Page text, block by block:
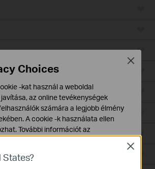
States?
Close
Choices
-kat használ a weboldal
az online tevékenységek
számára a legjobb élmény
A cookie -k használata ellen
További információt az
Close